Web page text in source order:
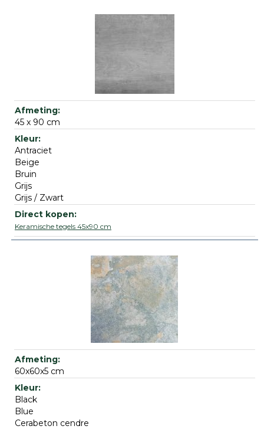
45 x 90 cm
Antraciet
Beige
Bruin
Grijs
Grijs / Zwart
Keramische tegels 45x90 cm
60x60x5 cm
Black
Blue
Cerabeton cendre